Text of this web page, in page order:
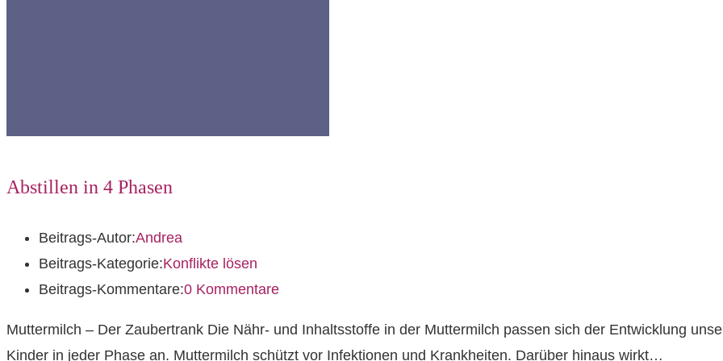
Abstillen in 4 Phasen
Beitrags-Autor:Andrea
Beitrags-Kategorie:Konflikte lösen
Beitrags-Kommentare:0 Kommentare
Muttermilch – Der Zaubertrank Die Nähr- und Inhaltsstoffe in der Muttermilch passen sich der Entwicklung
Kinder in jeder Phase an. Muttermilch schützt vor Infektionen und Krankheiten. Darüber hinaus wirkt…